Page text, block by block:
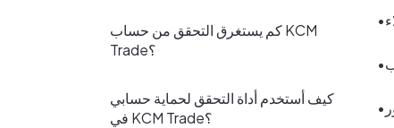
كم يستغرق التحقق من حساب KCM
Trade؟
كيف أستخدم أداة التحقق لحماية حسابي
في KCM Trade؟